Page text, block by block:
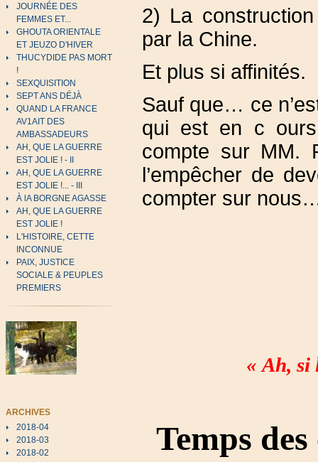
JOURNÉE DES
FEMMES ET...
GHOUTA ORIENTALE
ET JEUZO D'HIVER
THUCYDIDE PAS MORT
!
SEXQUISITION
SEPT ANS DÉJÀ
QUAND LA FRANCE
AV1AIT DES
AMBASSADEURS
AH, QUE LA GUERRE
EST JOLIE ! - II
AH, QUE LA GUERRE
EST JOLIE !... - III
À lA BORGNE AGASSE
AH, QUE LA GUERRE
EST JOLIE !
L'HISTOIRE, CETTE
INCONNUE
PAIX, JUSTICE
SOCIALE & PEUPLES
PREMIERS
ARCHIVES
2018-04
2018-03
2018-02
2) La
par la Chine.
Et plus si affinités.
Sauf que… ce
qui est en c
compte sur MM.
l’empêcher de
compter sur
« Ah, si
Temps